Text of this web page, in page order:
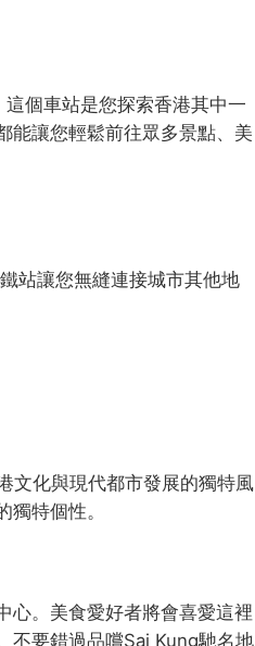
個車站是您探索香港其中一
能讓您輕鬆前往眾多景點、美
站讓您無縫連接城市其他地
文化與現代都市發展的獨特風
特個性。
心。美食愛好者將會喜愛這裡
不要錯過品嚐Sai Kung馳名地